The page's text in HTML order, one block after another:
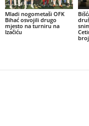
Mladi nogometaši OFK
Bihać osvojili drugo
mjesto na turniru na
Izačiću